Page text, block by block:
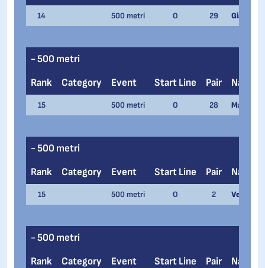
14 500 metri O 29 Giacomo
- 500 metri
Rank
Category Event Start Line Pair Name
15 500 metri O 28 Manuel
- 500 metri
Rank
Category Event Start Line Pair Name
15 500 metri O 2 Veronica
- 500 metri
Rank
Category Event Start Line Pair Name